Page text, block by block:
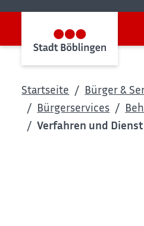
Startseite
Bürger &
Bürgerservices
Verfahren und